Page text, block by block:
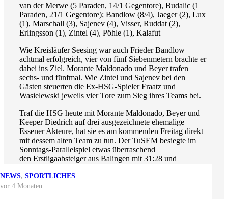
van der Merwe (5 Paraden, 14/1 Gegentore), Budalic (1
Paraden, 21/1 Gegentore); Bandlow (8/4), Jaeger (2), Lux
(1), Marschall (3), Sajenev (4), Visser, Ruddat (2),
Erlingsson (1), Zintel (4), Pöhle (1), Kalafut
Wie Kreisläufer Seesing war auch Frieder Bandlow
achtmal erfolgreich, vier von fünf Siebenmetern brachte er
dabei ins Ziel. Morante Maldonado und Beyer trafen
sechs- und fünfmal. Wie Zintel und Sajenev bei den
Gästen steuerten die Ex-HSG-Spieler Fraatz und
Wasielewski jeweils vier Tore zum Sieg ihres Teams bei.
Traf die HSG heute mit Morante Maldonado, Beyer und
Keeper Diedrich auf drei ausgezeichnete ehemalige
Essener Akteure, hat sie es am kommenden Freitag direkt
mit dessem alten Team zu tun. Der TuSEM besiegte im
Sonntags-Parallelspiel etwas überraschend
den Erstligaabsteiger aus Balingen mit 31:28 und
Punkte). Anwurf der Partie am Nikolaustag ist um 20 Uhr
im Euregium.
NEWS
vor 3 Wochen
NEWS
NEWS
vor 2 Monaten
NEWS
vor 3 Monaten
NEWS, SPORTLICHES
vor 4 Monaten